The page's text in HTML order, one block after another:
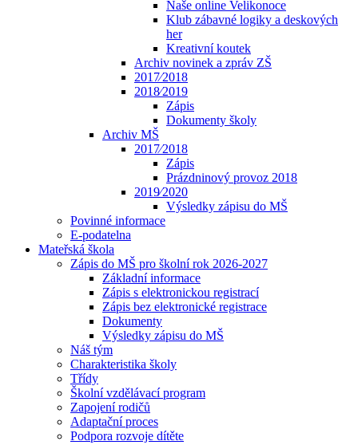
Naše online Velikonoce
Klub zábavné logiky a deskových
her
Kreativní koutek
Archiv novinek a zpráv ZŠ
2017⁄2018
2018⁄2019
Zápis
Dokumenty školy
Archiv MŠ
2017⁄2018
Zápis
Prázdninový provoz 2018
2019⁄2020
Výsledky zápisu do MŠ
Povinné informace
E-podatelna
Mateřská škola
Zápis do MŠ pro školní rok 2026-2027
Základní informace
Zápis s elektronickou registrací
Zápis bez elektronické registrace
Dokumenty
Výsledky zápisu do MŠ
Náš tým
Charakteristika školy
Třídy
Školní vzdělávací program
Zapojení rodičů
Adaptační proces
Podpora rozvoje dítěte